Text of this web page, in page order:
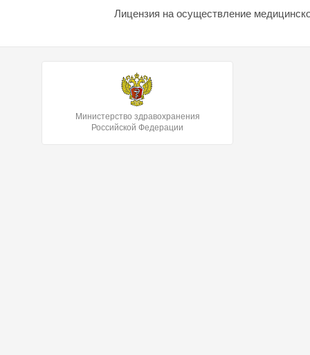
Лицензия на осуществление
Министерство здравохранения
Российской Федерации